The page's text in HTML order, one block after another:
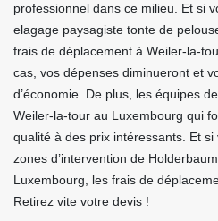
professionnel dans ce milieu. Et si
elagage paysagiste tonte de
frais de déplacement à Weiler-la-
cas, vos dépenses diminueront et
d’économie. De plus, les équipes
Weiler-la-tour au Luxembourg qui
qualité à des prix intéressants. Et
zones d’intervention de
Luxembourg, les frais de
Retirez vite votre devis !